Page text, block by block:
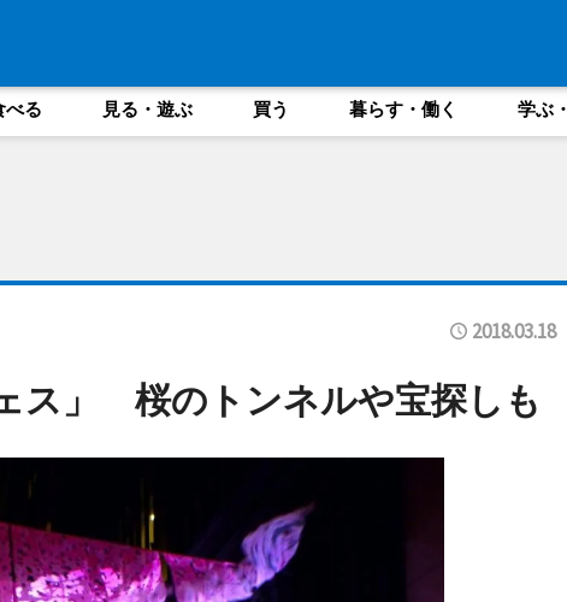
べる 見る・遊ぶ 買う 暮らす・働く 学ぶ
2018.03.18
ス」 桜のトンネルや宝探しも